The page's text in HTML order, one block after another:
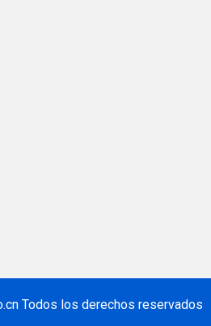
Todos los derechos reservados